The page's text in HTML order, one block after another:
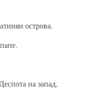
острова.
на запад,